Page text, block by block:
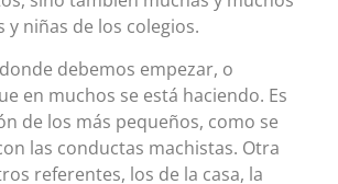
y niñas de los colegios.
debemos empezar, o
en muchos se está haciendo. Es
de los más pequeños, como se
las conductas machistas. Otra
referentes, los de la casa, la